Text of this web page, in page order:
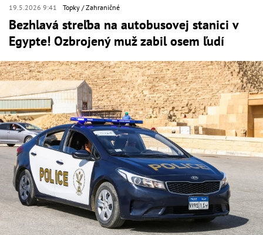
19.5.2026 9:41 Topky Zahraničné
Bezhlavá streľba na autobusovej stanici v
Egypte! Ozbrojený muž zabil osem ľudí